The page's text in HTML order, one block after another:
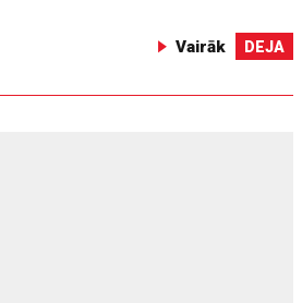
Vairāk DEJA